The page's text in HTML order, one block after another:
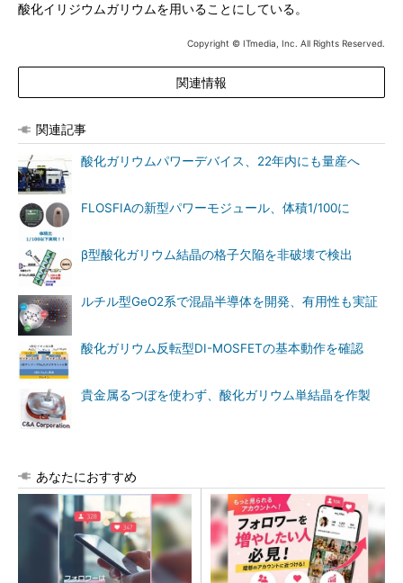
酸化イリジウムガリウムを用いることにしている。
Copyright © ITmedia, Inc. All Rights Reserved.
関連情報
関連記事
酸化ガリウムパワーデバイス、22年内にも量産へ
FLOSFIAの新型パワーモジュール、体積1/100に
β型酸化ガリウム結晶の格子欠陥を非破壊で検出
ルチル型GeO2系で混晶半導体を開発、有用性も実証
酸化ガリウム反転型DI-MOSFETの基本動作を確認
貴金属るつぼを使わず、酸化ガリウム単結晶を作製
あなたにおすすめ